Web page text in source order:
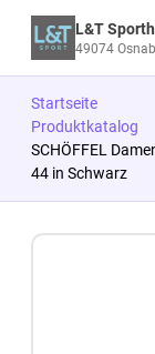
L&T
49074
Startseite
Produktkatalog
SCHÖFFEL
44 in Schwarz